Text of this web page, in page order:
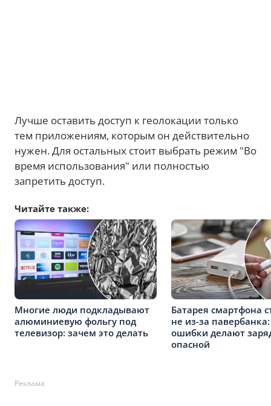
Лучше оставить доступ к геолокации только
тем приложениям, которым он действительно
нужен. Для остальных стоит выбрать режим "Во
время использования" или полностью
запретить доступ.
Читайте также:
Многие люди подкладывают
алюминиевую фольгу под
телевизор: зачем это делать
Батарея смартфона
не из-за
ошибки делают
опасной
Реклама